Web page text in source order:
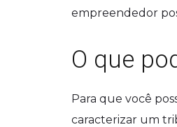
empreendedor
O que
Para que você
caracterizar um